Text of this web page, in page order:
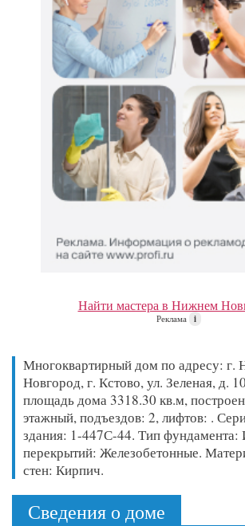
Найти мастера в Нижнем
Реклама i
Многоквартирный дом по адресу: г.
Новгород, г. Кстово, ул. Зеленая, д.
площадь дома 3318.30 кв.м,
этажный, подъездов: 2, лифтов: .
здания: 1-447С-44. Тип фундамента:
перекрытий: Железобетонные.
стен: Кирпич.
Сведения о доме